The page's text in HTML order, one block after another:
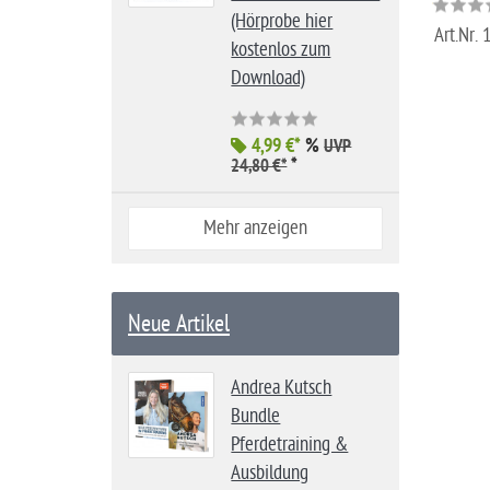
Art.Nr.
(Hörprobe hier
kostenlos zum
Download)
4,99 €*% UVP
24,80 €**
Mehr anzeigen
Neue Artikel
Andrea Kutsch
Bundle
Pferdetraining &
Ausbildung